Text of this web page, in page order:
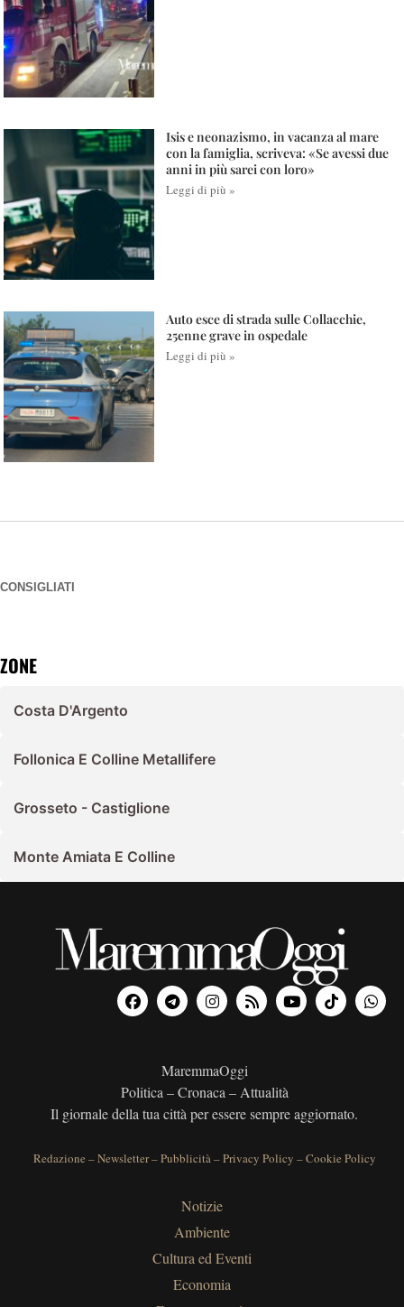
Isis e neonazismo, in vacanza al mare
con la famiglia, scriveva: «Se avessi due
anni in più sarei con loro»
Leggi di più »
Auto esce di strada sulle Collacchie,
25enne grave in ospedale
Leggi di più »
CONSIGLIATI
ZONE
Costa D'Argento
Follonica E Colline Metallifere
Grosseto - Castiglione
Monte Amiata E Colline
MaremmaOggi
Politica – Cronaca – Attualità
Il giornale della tua città per essere sempre aggiornato.
Redazione –Newsletter–Pubblicità–Privacy Policy –Cookie Policy
Notizie
Ambiente
Cultura ed Eventi
Economia